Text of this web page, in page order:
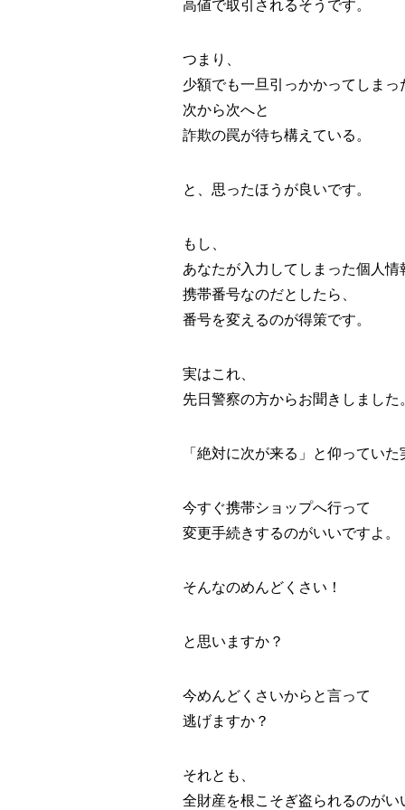
高値で取引されるそうです。
つまり、
少額でも一旦引っかかってしまっ
次から次へと
詐欺の罠が待ち構えている。
と、思ったほうが良いです。
もし、
あなたが入力してしまった個人情
携帯番号なのだとしたら、
番号を変えるのが得策です。
実はこれ、
先日警察の方からお聞きしました
「絶対に次が来る」と仰っていた
今すぐ携帯ショップへ行って
変更手続きするのがいいですよ。
そんなのめんどくさい！
と思いますか？
今めんどくさいからと言って
逃げますか？
それとも、
全財産を根こそぎ盗られるのがい